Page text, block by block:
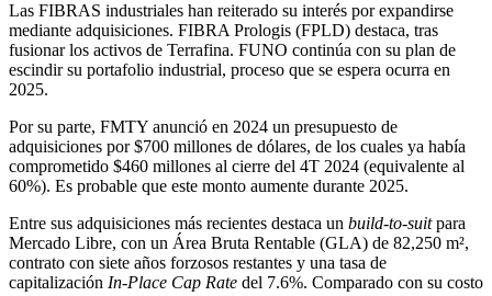
Las FIBRAS industriales han reiterado su interés por expandirse
mediante adquisiciones. FIBRA Prologis (FPLD) destaca, tras
fusionar los activos de Terrafina. FUNO continúa con su plan de
escindir su portafolio industrial, proceso que se espera ocurra en
2025.
Por su parte, FMTY anunció en 2024 un presupuesto de
adquisiciones por $700 millones de dólares, de los cuales ya había
comprometido $460 millones al cierre del 4T 2024 (equivalente al
60%). Es probable que este monto aumente durante 2025.
Entre sus adquisiciones más recientes destaca un build-to-suitpara
Mercado Libre, con un Área Bruta Rentable (GLA) de 82,250 m²,
contrato con siete años forzosos restantes y una tasa de
capitalización In-Place Cap Rate del 7.6%. Comparado con su costo